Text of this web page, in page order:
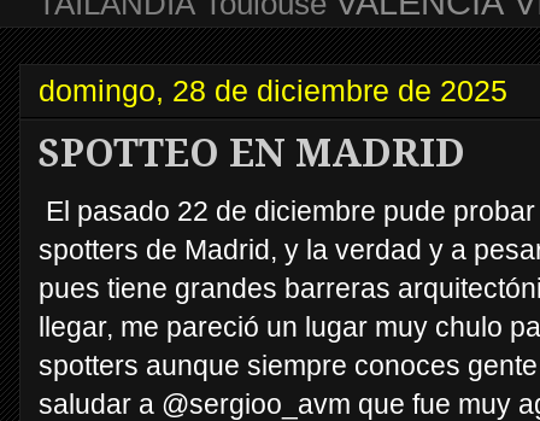
domingo, 28 de diciembre de 2025
SPOTTEO EN MADRID
El pasado 22 de diciembre pude
spotters de Madrid, y la verdad y a
pues tiene grandes barreras
llegar, me pareció un lugar muy chulo
spotters aunque siempre conoces
saludar a @sergioo_avm que fue muy